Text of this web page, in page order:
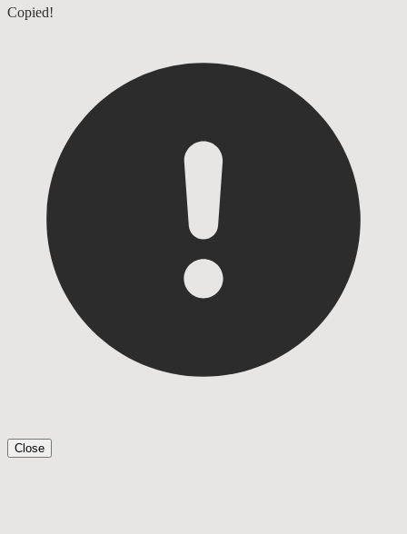
Isaías 13
Copied!
Close